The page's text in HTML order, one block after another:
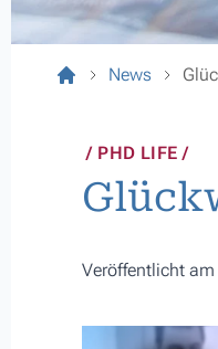
News
PHD LIFE
Veröffentlicht